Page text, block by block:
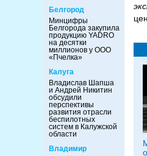
Белгород
Минцифры
Белгорода закупила
продукцию YADRO
на десятки
миллионов у ООО
«Пчелка»
Калуга
Владислав Шапша
и Андрей Никитин
обсудили
перспективы
развития отрасли
беспилотных
систем в Калужской
области
Владимир